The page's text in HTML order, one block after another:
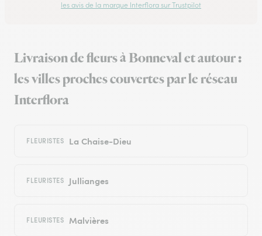
les avis de la marque Interflora sur Trustpilot
Livraison de fleurs à Bonneval et autour :
les villes proches couvertes par le réseau
Interflora
FLEURISTES La Chaise-Dieu
FLEURISTES Jullianges
FLEURISTES Malvières